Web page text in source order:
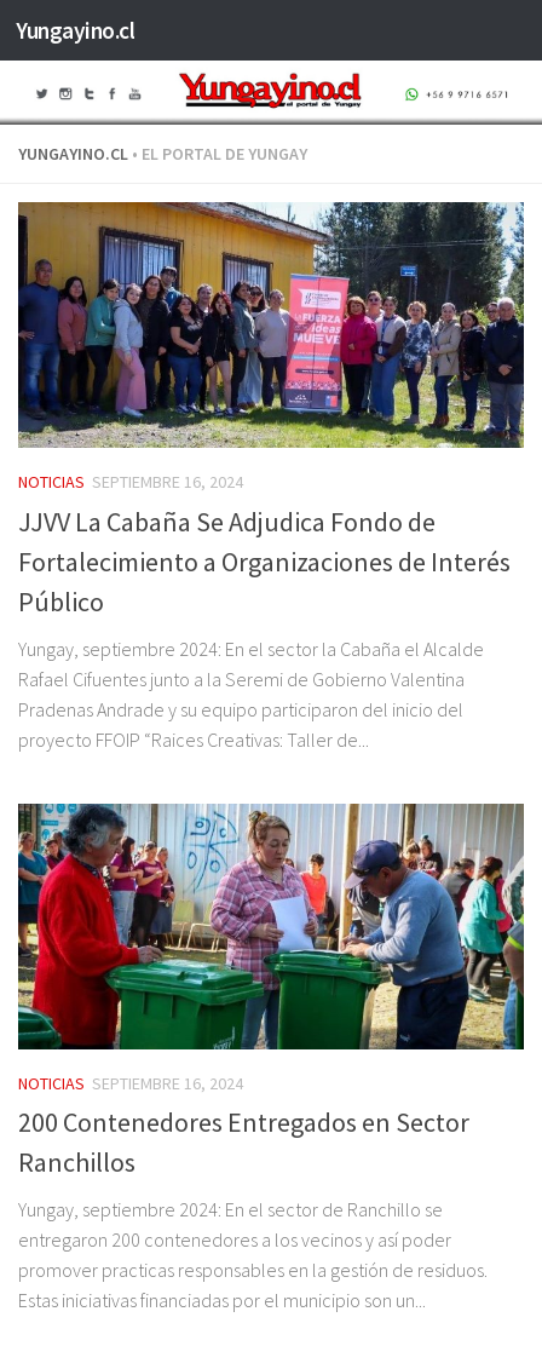
Saltar al contenido
Yungayino.cl
YUNGAYINO.CL • EL PORTAL DE YUNGAY
NOTICIAS SEPTIEMBRE 16, 2024
JJVV La Cabaña Se Adjudica Fondo de
Fortalecimiento a Organizaciones de Interés
Público
Yungay, septiembre 2024: En el sector la Cabaña el Alcalde
Rafael Cifuentes junto a la Seremi de Gobierno Valentina
Pradenas Andrade y su equipo participaron del inicio del
proyecto FFOIP “Raices Creativas: Taller de...
NOTICIAS SEPTIEMBRE 16, 2024
200 Contenedores Entregados en Sector
Ranchillos
Yungay, septiembre 2024: En el sector de Ranchillo se
entregaron 200 contenedores a los vecinos y así poder
promover practicas responsables en la gestión de residuos.
Estas iniciativas financiadas por el municipio son un...